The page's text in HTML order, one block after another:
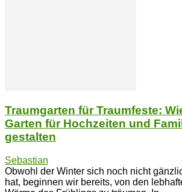
Traumgarten für Traumfeste:
Garten für Hochzeiten und
gestalten
Sebastian
Obwohl der Winter sich noch nicht
hat, beginnen wir bereits, von den